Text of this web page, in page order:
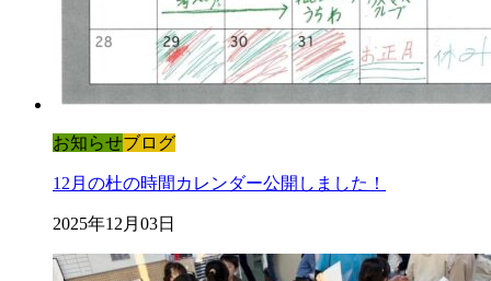
お知らせブログ
12月の杜の時間カレンダー公開しました！
2025年12月03日